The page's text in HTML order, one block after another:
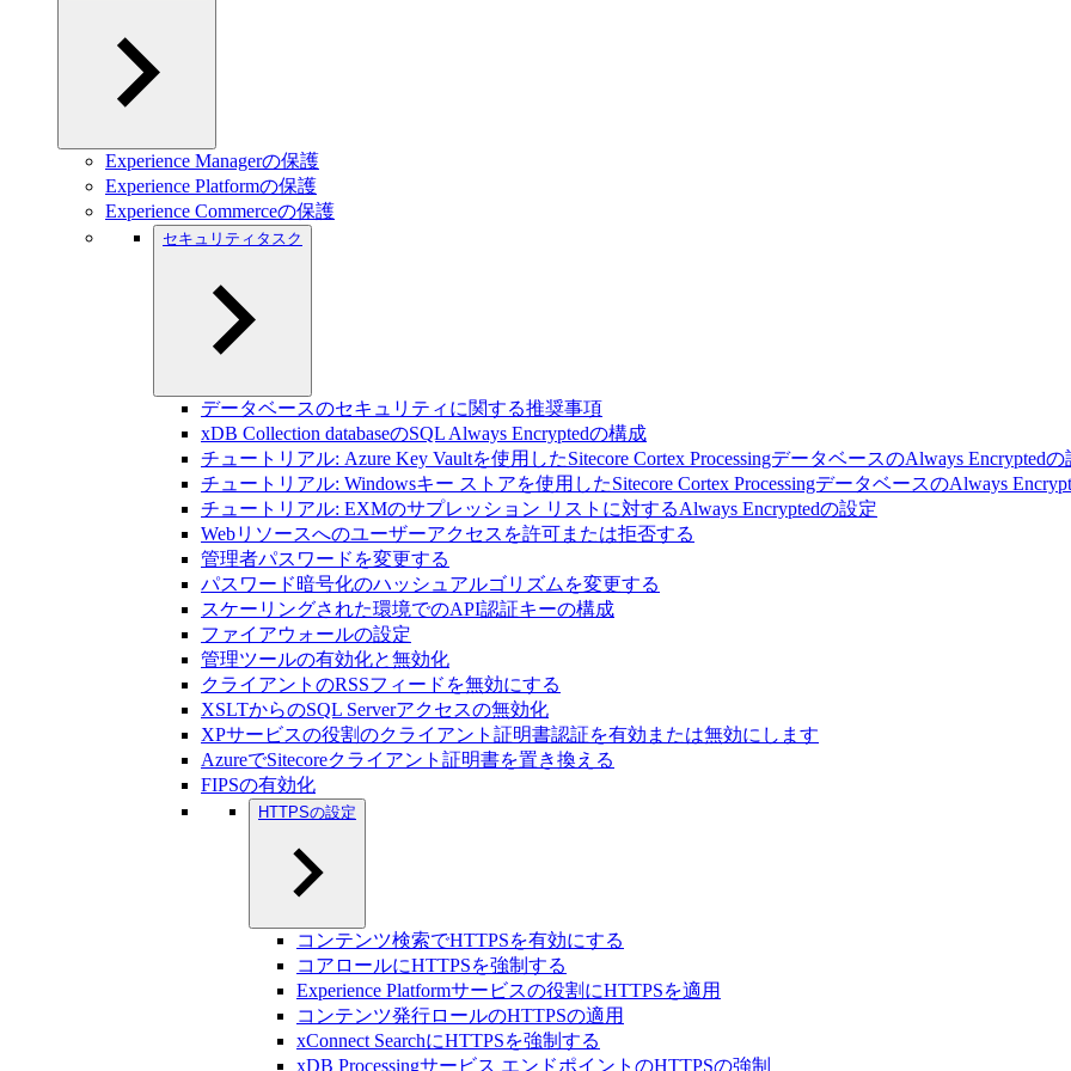
Experience Managerの保護
Experience Platformの保護
Experience Commerceの保護
セキュリティタスク
データベースのセキュリティに関する推奨事項
xDB Collection databaseのSQL Always Encryptedの構成
チュートリアル: Azure Key Vaultを使用したSitecore Cortex ProcessingデータベースのAlways Encryptedの
チュートリアル: Windowsキー ストアを使用したSitecore Cortex ProcessingデータベースのAlways
チュートリアル: EXMのサプレッション リストに対するAlways Encryptedの設定
Webリソースへのユーザーアクセスを許可または拒否する
管理者パスワードを変更する
パスワード暗号化のハッシュアルゴリズムを変更する
スケーリングされた環境でのAPI認証キーの構成
ファイアウォールの設定
管理ツールの有効化と無効化
クライアントのRSSフィードを無効にする
XSLTからのSQL Serverアクセスの無効化
XPサービスの役割のクライアント証明書認証を有効または無効にします
AzureでSitecoreクライアント証明書を置き換える
FIPSの有効化
HTTPSの設定
コンテンツ検索でHTTPSを有効にする
コアロールにHTTPSを強制する
Experience Platformサービスの役割にHTTPSを適用
コンテンツ発行ロールのHTTPSの適用
xConnect SearchにHTTPSを強制する
xDB Processingサービス エンドポイントのHTTPSの強制